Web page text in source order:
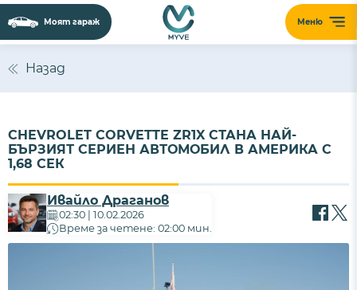
Меню
Моят гараж
Назад
CHEVROLET CORVETTE ZR1X СТАНА НАЙ-
БЪРЗИЯТ СЕРИЕН АВТОМОБИЛ В АМЕРИКА С
1,68 СЕК
Ивайло Драганов
02:30 | 10.02.2026
Време за четене: 02:00 мин.